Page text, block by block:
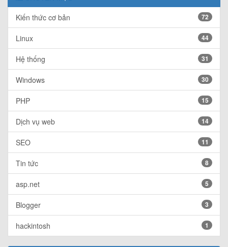
Kiến thức cơ bản 72
Linux 44
Hệ thống 31
Windows 30
PHP 15
Dịch vụ web 14
SEO 11
Tin tức 8
asp.net 5
Blogger 3
hackintosh 1